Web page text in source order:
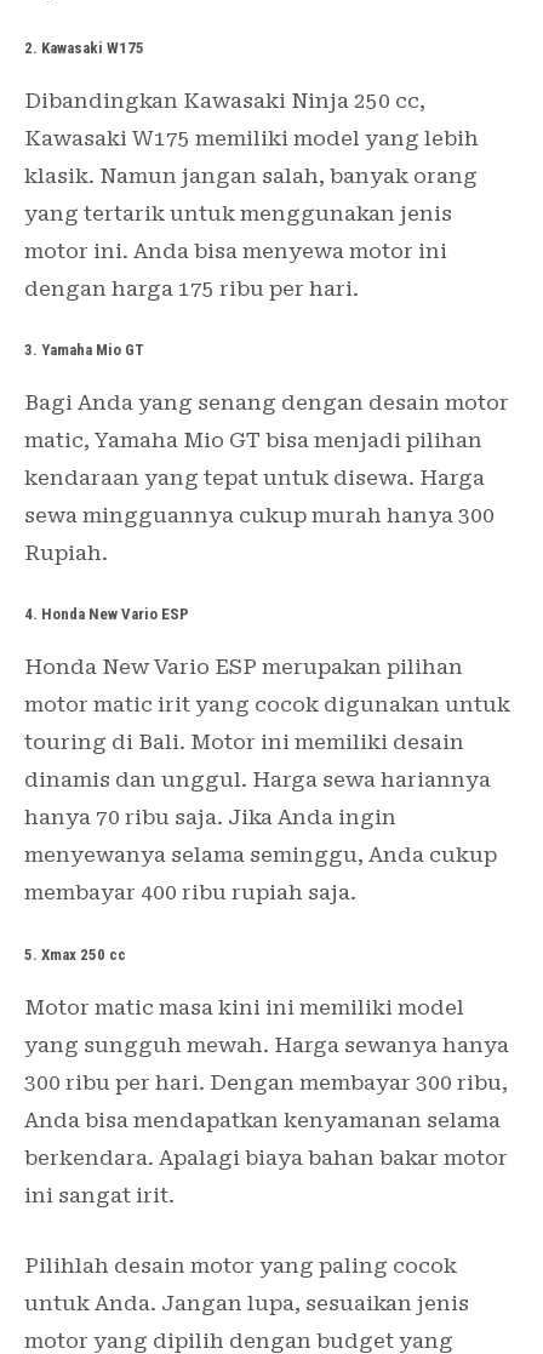
2. Kawasaki W175
Dibandingkan Kawasaki Ninja 250 cc,
Kawasaki W175 memiliki model yang lebih
klasik. Namun jangan salah, banyak orang
yang tertarik untuk menggunakan jenis
motor ini. Anda bisa menyewa motor ini
dengan harga 175 ribu per hari.
3. Yamaha Mio GT
Bagi Anda yang senang dengan desain motor
matic, Yamaha Mio GT bisa menjadi pilihan
kendaraan yang tepat untuk disewa. Harga
sewa mingguannya cukup murah hanya 300
Rupiah.
4. Honda New Vario ESP
Honda New Vario ESP merupakan pilihan
motor matic irit yang cocok digunakan untuk
touring di Bali. Motor ini memiliki desain
dinamis dan unggul. Harga sewa hariannya
hanya 70 ribu saja. Jika Anda ingin
menyewanya selama seminggu, Anda cukup
membayar 400 ribu rupiah saja.
5. Xmax 250 cc
Motor matic masa kini ini memiliki model
yang sungguh mewah. Harga sewanya hanya
300 ribu per hari. Dengan membayar 300 ribu,
Anda bisa mendapatkan kenyamanan selama
berkendara. Apalagi biaya bahan bakar motor
ini sangat irit.
Pilihlah desain motor yang paling cocok
untuk Anda. Jangan lupa, sesuaikan jenis
motor yang dipilih dengan budget yang